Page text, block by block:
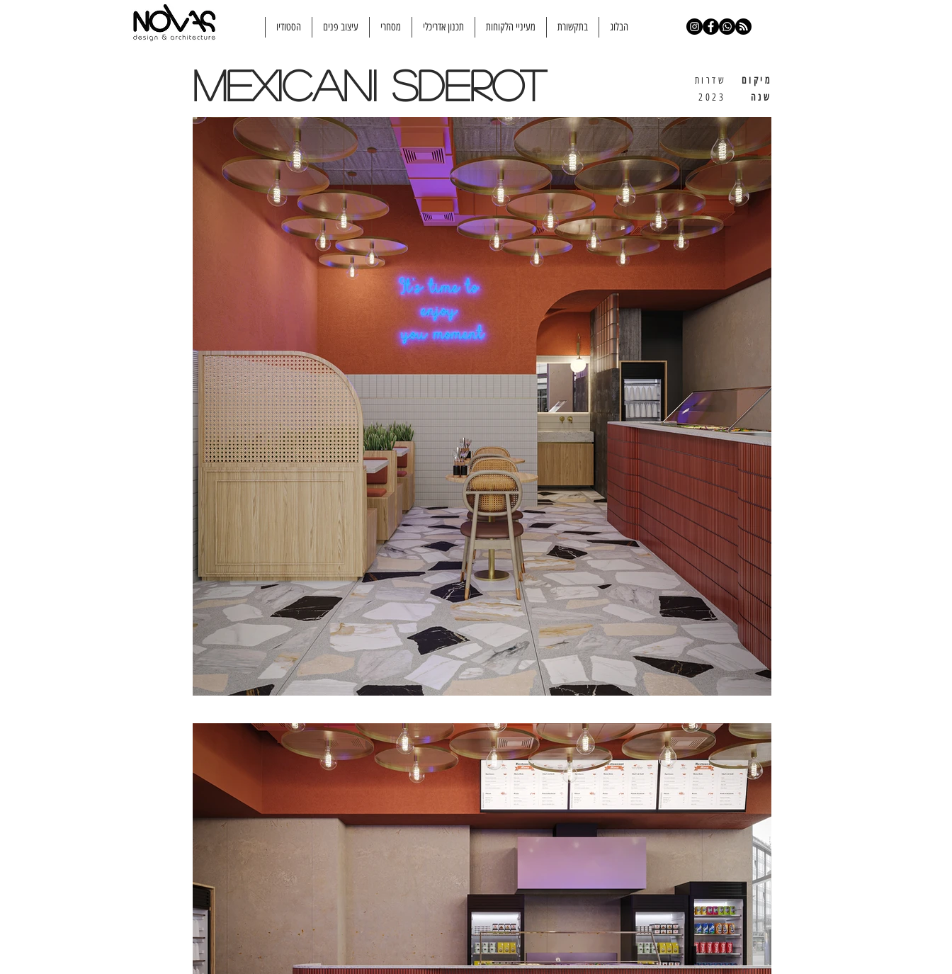
הסטודיו עיצוב פנים מסחרי תכנון אדריכלי מעיניי הלקוחות בתקשורת הבלוג
Mexicani Sderot מיקום
שדרות
שנה
2023